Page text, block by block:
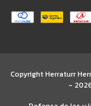
Copyright Herraturr
-